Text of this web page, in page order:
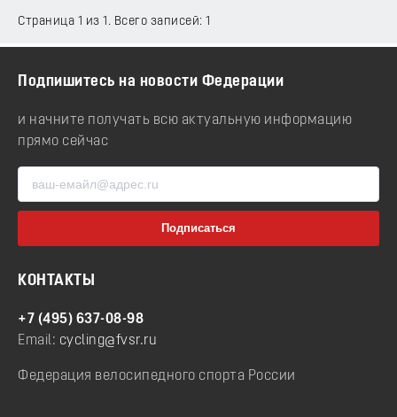
Страница 1 из 1. Всего записей: 1
Подпишитесь на новости Федерации
и начните получать всю актуальную информацию
прямо сейчас
КОНТАКТЫ
+7 (495) 637-08-98
Email: cycling@fvsr.ru
Федерация велосипедного спорта России